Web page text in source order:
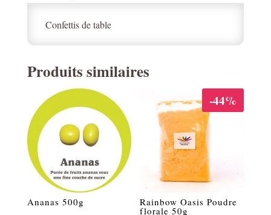
Confettis de table
Produits similaires
Ananas 500g
-44%
Rainbow Oasis Poudre
florale 50g